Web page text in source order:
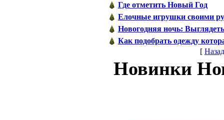
Где отметить Новый Год
Елочные игрушки своими
Новогодняя ночь:
Как подобрать одежду
[ Назад
Новинки